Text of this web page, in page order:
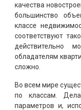
качества
большинство
классе
соответствуют
действительно
обладателям
сложно.
Во всем мире
по классам.
параметров и,